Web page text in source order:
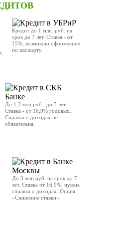
Кредит до 1 млн. руб. на
срок до 7 лет. Ставка - от
15%, возможно оформление
по паспорту.
До 1,3 млн руб., до 5 лет.
Ставка - от 16,9% годовых.
Справка о доходах не
обязательна.
До 3 млн руб. на срок до 7
лет. Ставка от 16,9%, нужна
справка о доходах. Опция
«Снижение ставки».